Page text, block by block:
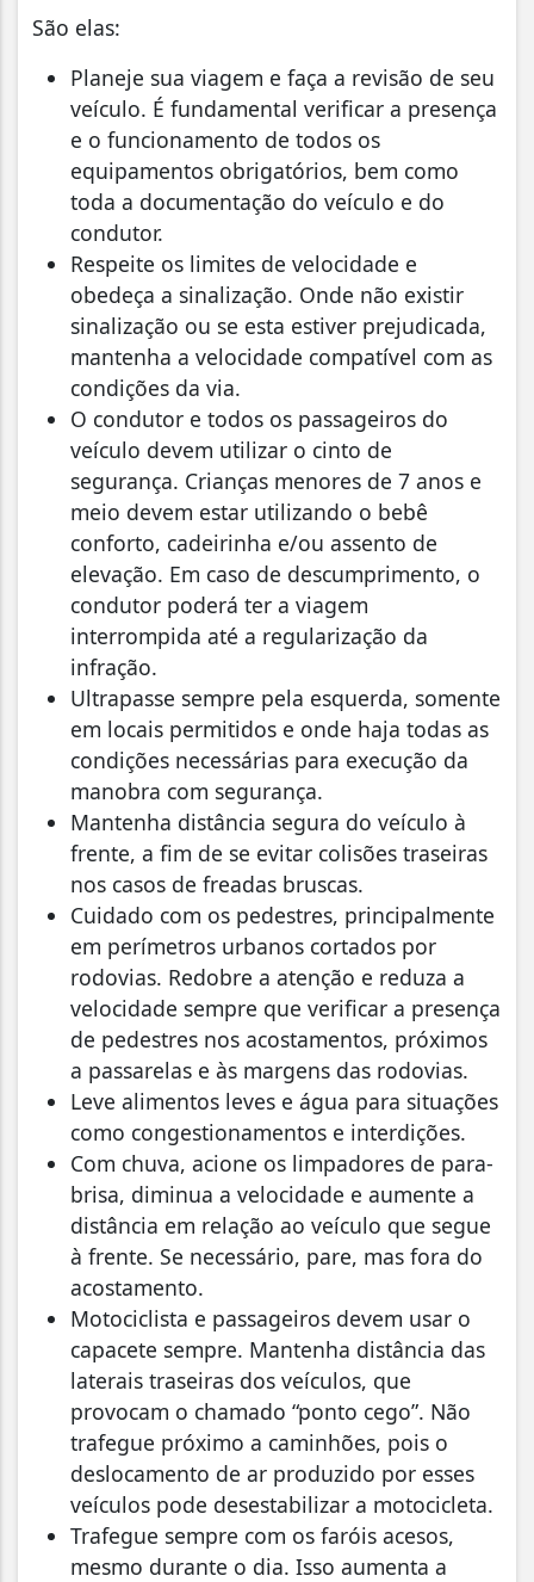
São elas:
Planeje sua viagem e faça a revisão de seu
veículo. É fundamental verificar a presença
e o funcionamento de todos os
equipamentos obrigatórios, bem como
toda a documentação do veículo e do
condutor.
Respeite os limites de velocidade e
obedeça a sinalização. Onde não existir
sinalização ou se esta estiver prejudicada,
mantenha a velocidade compatível com as
condições da via.
O condutor e todos os passageiros do
veículo devem utilizar o cinto de
segurança. Crianças menores de 7 anos e
meio devem estar utilizando o bebê
conforto, cadeirinha e/ou assento de
elevação. Em caso de descumprimento, o
condutor poderá ter a viagem
interrompida até a regularização da
infração.
Ultrapasse sempre pela esquerda, somente
em locais permitidos e onde haja todas as
condições necessárias para execução da
manobra com segurança.
Mantenha distância segura do veículo à
frente, a fim de se evitar colisões traseiras
nos casos de freadas bruscas.
Cuidado com os pedestres, principalmente
em perímetros urbanos cortados por
rodovias. Redobre a atenção e reduza a
velocidade sempre que verificar a presença
de pedestres nos acostamentos, próximos
a passarelas e às margens das rodovias.
Leve alimentos leves e água para situações
como congestionamentos e interdições.
Com chuva, acione os limpadores de para-
brisa, diminua a velocidade e aumente a
distância em relação ao veículo que segue
à frente. Se necessário, pare, mas fora do
acostamento.
Motociclista e passageiros devem usar o
capacete sempre. Mantenha distância das
laterais traseiras dos veículos, que
provocam o chamado “ponto cego”. Não
trafegue próximo a caminhões, pois o
deslocamento de ar produzido por esses
veículos pode desestabilizar a motocicleta.
Trafegue sempre com os faróis acesos,
mesmo durante o dia. Isso aumenta a